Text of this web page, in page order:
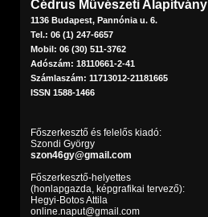
Cédrus Művészeti Alapítvány
1136 Budapest, Pannónia u. 6.
Tel.: 06 (1) 247-6657
Mobil: 06 (30) 511-3762
Adószám: 18110661-2-41
Számlaszám: 11713012-21181665
ISSN 1588-1466
Főszerkesztő és felelős kiadó:
Szondi György
szon46gy@gmail.com
Főszerkesztő-helyettes
(honlapgazda, képgrafikai tervező):
Hegyi-Botos Attila
online.naput@gmail.com